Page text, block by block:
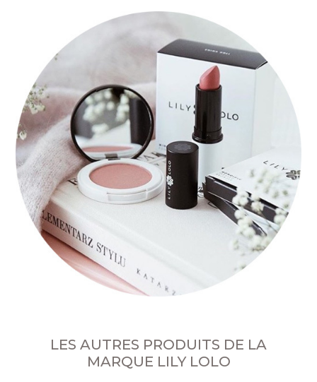
LES AUTRES PRODUITS DE LA
MARQUE LILY LOLO